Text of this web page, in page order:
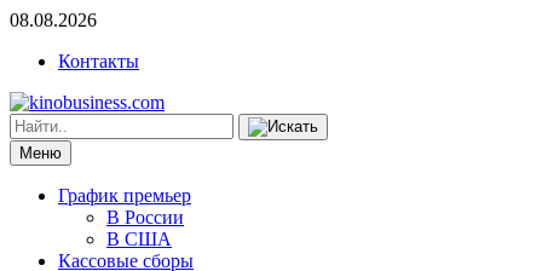
08.08.2026
Контакты
Меню
График премьер
В России
В США
Кассовые сборы